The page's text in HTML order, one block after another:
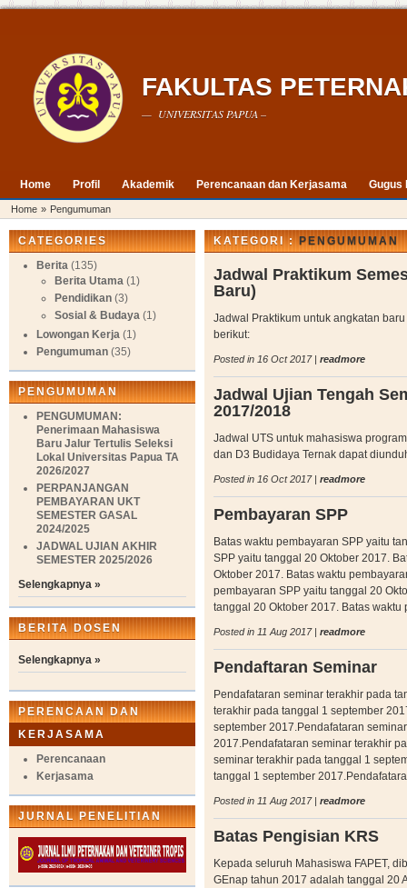
FAKULTAS
— UNIVERSITAS PAPUA –
Home Profil Akademik Perencanaan dan Kerjasama Gugus
Home » Pengumuman
CATEGORIES
Berita (135)
Berita Utama (1)
Pendidikan (3)
Sosial & Budaya (1)
Lowongan Kerja (1)
Pengumuman (35)
PENGUMUMAN
PENGUMUMAN:
Penerimaan Mahasiswa
Baru Jalur Tertulis Seleksi
Lokal Universitas Papua TA
2026/2027
PERPANJANGAN
PEMBAYARAN UKT
SEMESTER GASAL
2024/2025
JADWAL UJIAN AKHIR
SEMESTER 2025/2026
Selengkapnya »
BERITA DOSEN
Selengkapnya »
PERENCAAN DAN
KERJASAMA
Perencanaan
Kerjasama
JURNAL PENELITIAN
KATEGORI : PENGUMUMAN
Jadwal Praktikum
Baru)
Jadwal Praktikum untuk angkatan
berikut:
Posted in 16 Oct 2017 | readmore
Jadwal Ujian Tengah
2017/2018
Jadwal UTS untuk mahasiswa
dan D3 Budidaya Ternak dapat
Posted in 16 Oct 2017 | readmore
Pembayaran SPP
Batas waktu pembayaran SPP yaitu
SPP yaitu tanggal 20 Oktober 2017.
Oktober 2017. Batas waktu
pembayaran SPP yaitu tanggal 20
tanggal 20 Oktober 2017. Batas
Posted in 11 Aug 2017 | readmore
Pendaftaran Seminar
Pendafataran seminar terakhir pada
terakhir pada tanggal 1 september
september 2017.Pendafataran
2017.Pendafataran seminar terakhir
seminar terakhir pada tanggal 1
tanggal 1 september
Posted in 11 Aug 2017 | readmore
Batas Pengisian KRS
Kepada seluruh Mahasiswa FAPET,
GEnap tahun 2017 adalah tanggal 20